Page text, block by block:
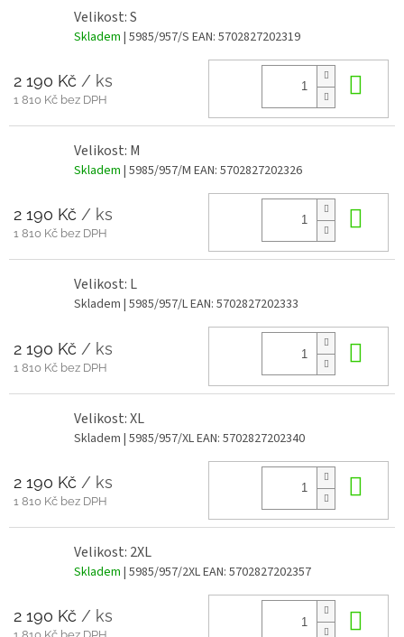
Velikost: S
Skladem | 5985/957/S EAN: 5702827202319
2 190 Kč / ks
1 810 Kč bez DPH
Velikost: M
Skladem | 5985/957/M EAN: 5702827202326
2 190 Kč / ks
1 810 Kč bez DPH
Velikost: L
Skladem | 5985/957/LEAN: 5702827202333
2 190 Kč / ks
1 810 Kč bez DPH
Velikost: XL
Skladem | 5985/957/XLEAN: 5702827202340
2 190 Kč / ks
1 810 Kč bez DPH
Velikost: 2XL
Skladem | 5985/957/2XLEAN: 5702827202357
2 190 Kč / ks